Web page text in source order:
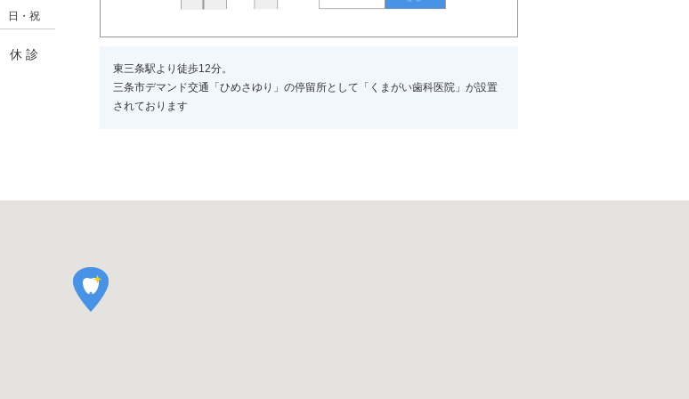
日・祝
休 診
東三条駅より徒歩12分。
三条市デマンド交通「ひめさゆり」の停留所として「くまがい歯科医院」が設置
されております